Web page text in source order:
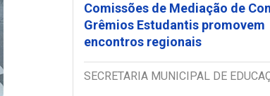
Comissões de Mediação de
Grêmios Estudantis promovem
encontros regionais
SECRETARIA MUNICIPAL DE